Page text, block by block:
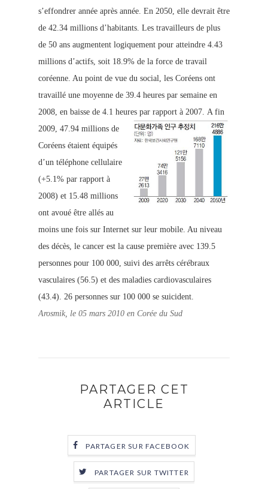
s’effondrer année après année. En 2050, elle devrait être
de 42.34 millions d’habitants. Les travailleurs de plus
de 50 ans augmentent logiquement pour atteindre 4.43
millions d’actifs, soit 18.9% de la force de travail
coréenne. Au point de vue du social, les Coréens ont
travaillé une moyenne de 39.4 heures par semaine en
2008, en baisse de 4.1 heures par rapport à 2007. A fin
2009, 47.94 millions de
Coréens étaient équipés
d’un téléphone cellulaire
(+5.1% par rapport à
2008) et 15.48 millions
ont avoué être allés au
moins une fois sur Internet sur leur mobile. Au niveau
des décès, le cancer est la cause première avec 139.5
personnes pour 100 000, suivi des arrêts cérébraux
vasculaires (56.5) et des maladies cardiovasculaires
(43.4). 26 personnes sur 100 000 se suicident.
Arosmik, le 05 mars 2010 en Corée du Sud
PARTAGER CET
ARTICLE
PARTAGER SUR FACEBOOK
PARTAGER SUR TWITTER